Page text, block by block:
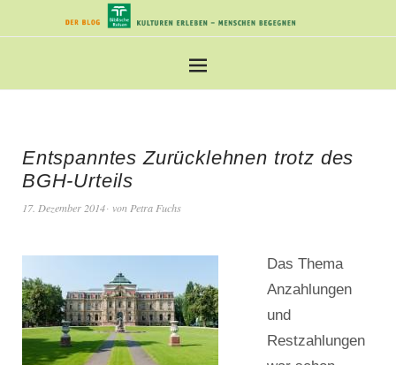
Entspanntes Zurücklehnen trotz des
BGH-Urteils
17. Dezember 2014 von Petra Fuchs
Das Thema
Anzahlungen
und
Restzahlungen